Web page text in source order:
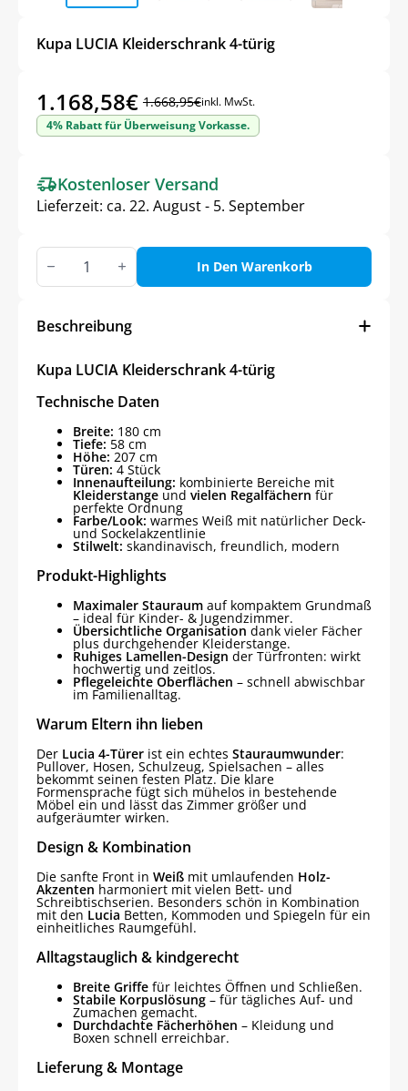
Kupa LUCIA Kleiderschrank 4-türig
1.668,95€
Ursprünglicher
Preis
1.668,95€
1.168,58€
Aktueller
Preis
1.168,58€.
inkl. MwSt.
4% Rabatt für Überweisung Vorkasse.
Kostenloser Versand
Lieferzeit: ca. 22. August - 5. September
Kupa
LUCIA
Kleiderschrank
Menge
In Den Warenkorb
Beschreibung
Kupa LUCIA Kleiderschrank 4-türig
Technische Daten
Breite: 180 cm
Tiefe: 58 cm
Höhe: 207 cm
Türen: 4 Stück
Innenaufteilung: kombinierte Bereiche mit
Kleiderstange und vielen Regalfächern für
perfekte Ordnung
Farbe/Look: warmes Weiß mit natürlicher Deck-
und Sockelakzentlinie
Stilwelt: skandinavisch, freundlich, modern
Produkt-Highlights
Maximaler Stauraum auf kompaktem Grundmaß
– ideal für Kinder- & Jugendzimmer.
Übersichtliche Organisation dank vieler Fächer
plus durchgehender Kleiderstange.
Ruhiges Lamellen-Design der Türfronten: wirkt
hochwertig und zeitlos.
Pflegeleichte Oberflächen – schnell abwischbar
im Familienalltag.
Warum Eltern ihn lieben
Der Lucia 4-Türer ist ein echtes Stauraumwunder:
Pullover, Hosen, Schulzeug, Spielsachen – alles
bekommt seinen festen Platz. Die klare
Formensprache fügt sich mühelos in bestehende
Möbel ein und lässt das Zimmer größer und
aufgeräumter wirken.
Design & Kombination
Die sanfte Front in Weiß mit umlaufenden Holz-
Akzenten harmoniert mit vielen Bett- und
Schreibtischserien. Besonders schön in Kombination
mit den Lucia Betten, Kommoden und Spiegeln für ein
einheitliches Raumgefühl.
Alltagstauglich & kindgerecht
Breite Griffe für leichtes Öffnen und Schließen.
Stabile Korpuslösung – für tägliches Auf- und
Zumachen gemacht.
Durchdachte Fächerhöhen – Kleidung und
Boxen schnell erreichbar.
Lieferung & Montage